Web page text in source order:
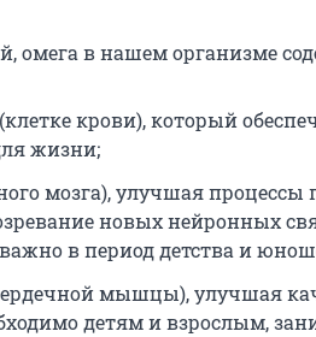
омега в нашем организме
крови), который
жизни;
мозга), улучшая процессы
новых нейронных
в период детства и
мышцы), улучшая
детям и взрослым,